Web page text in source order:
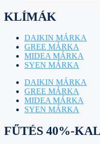
KLÍMÁK
DAIKIN MÁRKA
GREE MÁRKA
MIDEA MÁRKA
SYEN MÁRKA
DAIKIN MÁRKA
GREE MÁRKA
MIDEA MÁRKA
SYEN MÁRKA
FŰTÉS 40%-